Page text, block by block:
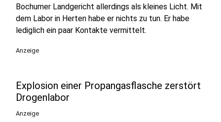
Bochumer Landgericht allerdings als kleines Licht. Mit
dem Labor in Herten habe er nichts zu tun. Er habe
lediglich ein paar Kontakte vermittelt.
Anzeige
Explosion einer Propangasflasche zerstört
Drogenlabor
Anzeige